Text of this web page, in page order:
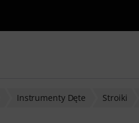
Instrumenty Dęte Stroiki